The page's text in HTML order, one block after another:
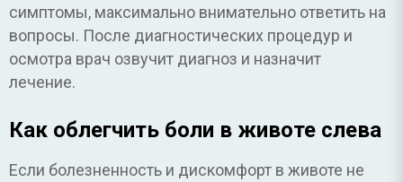
симптомы, максимально внимательно ответить на
вопросы. После диагностических процедур и
осмотра врач озвучит диагноз и назначит
лечение.
Как облегчить боли в животе слева
Если болезненность и дискомфорт в животе не